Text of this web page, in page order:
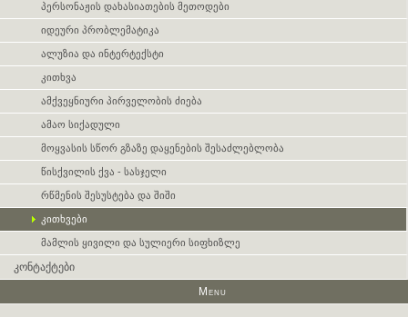
პერსონაჟის დახასიათების მეთოდები
იდეური პრობლემატიკა
ალუზია და ინტერტექსტი
კითხვა
ამქვეყნიური პირველობის ძიება
ამაო სიქადული
მოყვასის სწორ გზაზე დაყენების შესაძლებლობა
წისქვილის ქვა - სასჯელი
რწმენის შესუსტება და შიში
კითხვები
მამლის ყივილი და სულიერი სიფხიზლე
კონტაქტები
Menu